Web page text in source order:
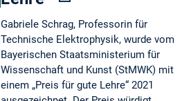
Gabriele Schrag, Professorin für
Technische Elektrophysik, wurde vom
Bayerischen Staatsministerium für
Wissenschaft und Kunst (StMWK) mit
einem „Preis für gute Lehre“ 2021